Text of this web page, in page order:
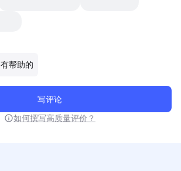
有帮助的
写评论
如何撰写高质量评价？